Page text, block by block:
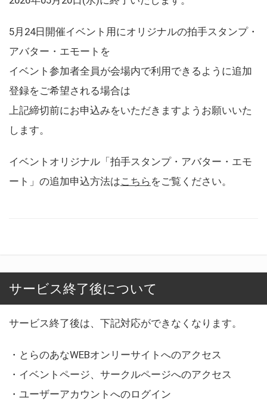
5月24日開催イベント用にオリジナルの拍手スタンプ・
アバター・エモートを
イベント参加者全員が会場内で利用できるように追加
登録をご希望される場合は
上記締切前にお申込みをいただきますようお願いいた
します。
イベントオリジナル「拍手スタンプ・アバター・エモ
ート」の追加申込方法はこちら をご覧ください。
サービス終了後について
サービス終了後は、下記対応ができなくなります。
・とらのあなWEBオンリーサイトへのアクセス
・イベントページ、サークルページへのアクセス
・ユーザーアカウントへのログイン